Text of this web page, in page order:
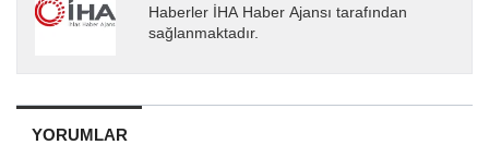
Haberler İHA Haber Ajansı tarafından
sağlanmaktadır.
YORUMLAR